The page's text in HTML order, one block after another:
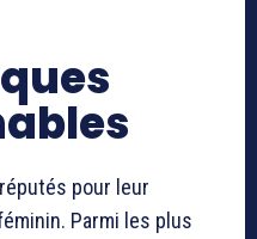
pour leur
Parmi les plus